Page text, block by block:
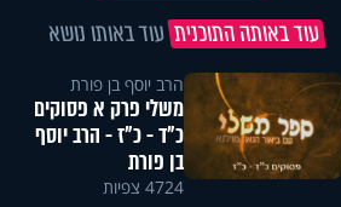
עוד באותה התוכנית עוד באותו נושא
הרב יוסף בן פורת
משלי פרק א פסוקים
כ"ד - כ"ז - הרב יוסף
בן פורת
4724 צפיות